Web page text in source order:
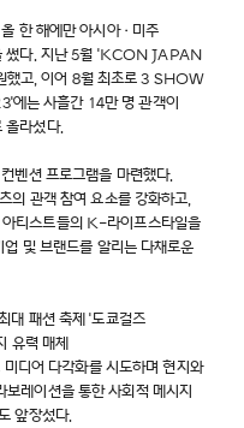
한 해에만 아시아·미주
썼다. 지난 5월 'KCON JAPAN
했고, 이어 8월 최초로 3 SHOW
는 사흘간 14만 명 관객이
올라섰다.
벤션 프로그램을 마련했다.
의 관객 참여 요소를 강화하고,
티스트들의 K-라이프스타일을
및 브랜드를 알리는 다채로운
대 패션 축제 '도쿄걸즈
유력 매체
디어 다각화를 시도하며 현지와
레이션을 통한 사회적 메시지
앞장섰다.